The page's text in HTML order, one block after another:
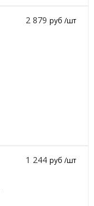
2 879руб /шт
1 244руб /шт